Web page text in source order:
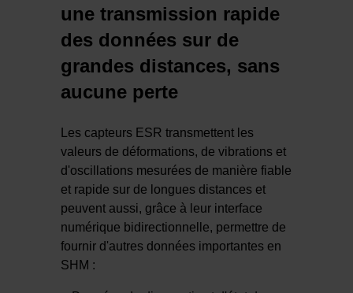
une transmission rapide
des données sur de
grandes distances, sans
aucune perte
Les capteurs ESR transmettent les
valeurs de déformations, de vibrations et
d'oscillations mesurées de manière fiable
et rapide sur de longues distances et
peuvent aussi, grâce à leur interface
numérique bidirectionnelle, permettre de
fournir d'autres données importantes en
SHM :